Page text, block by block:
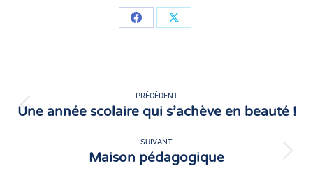
PartagerPartager
article
PRÉCÉDENT
Article
Une année scolaire qui s’achève en beauté !
SUIVANT
Article
Maison pédagogique